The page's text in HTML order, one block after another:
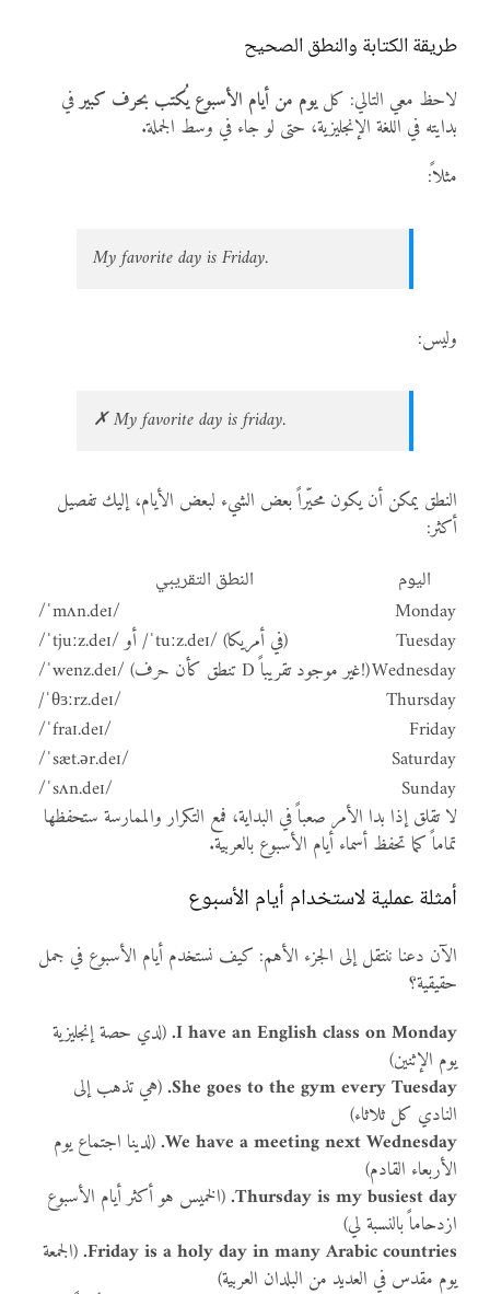
طريقة الكتابة والنطق الصحيح
لاحظ معي التالي: كليوم من أيام الأسبوع يُكتب بحرف كبيرفي
بدايته في اللغة الإنجليزية، حتى لو جاء في وسط الجملة.
مثلاً:
My favorite day is Friday.
وليس:
✗ My favorite day is friday.
النطق يمكن أن يكون محيّراً بعض الشيء لبعض الأيام، إليك تفصيل
أكثر:
اليوم النطق التقريبي
Monday
/ˈmʌn.deɪ/
Tuesday
/ˈtjuːz.deɪ/ أو /ˈtuːz.deɪ/ (في أمريكا)
Wednesday/ˈwenz.deɪ/ (تنطق كأن حرف D غير موجود تقريباً!)
Thursday
/ˈθɜːrz.deɪ/
Friday
/ˈfraɪ.deɪ/
Saturday
/ˈsæt.ər.deɪ/
Sunday
/ˈsʌn.deɪ/
لا تقلق إذا بدا الأمر صعباً في البداية، فمع التكرار والممارسة ستحفظها
تماماً كما تحفظ أسماء أيام الأسبوع بالعربية.
أمثلة عملية لاستخدام أيام الأسبوع
الآن دعنا ننتقل إلى الجزء الأهم: كيف نستخدم أيام الأسبوع في جمل
حقيقية؟
I have an English class on Monday.(لدي حصة إنجليزية
يوم الإثنين)
She goes to the gym every Tuesday.(هي تذهب إلى
النادي كل ثلاثاء)
We have a meeting next Wednesday.(لدينا اجتماع يوم
الأربعاء القادم)
Thursday is my busiest day.(الخميس هو أكثر أيام الأسبوع
ازدحاماً بالنسبة لي)
Friday is a holy day in many Arabic countries.(الجمعة
يوم مقدس في العديد من البلدان العربية)